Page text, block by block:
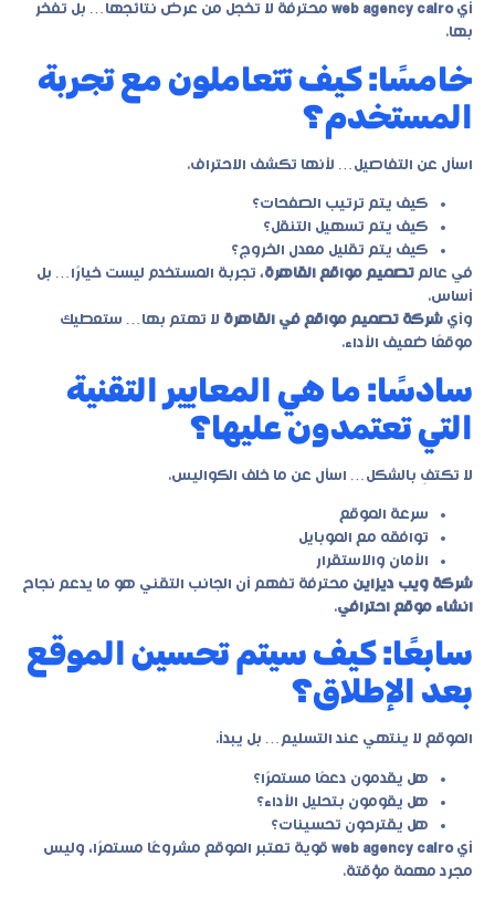
أيweb agency cairo محترفة لا تخجل من عرض نتائجها… بل تفخر
بها.
خامسًا: كيف تتعاملون مع تجربة
المستخدم؟
اسأل عن التفاصيل… لأنها تكشف الاحتراف.
كيف يتم ترتيب الصفحات؟
كيف يتم تسهيل التنقل؟
كيف يتم تقليل معدل الخروج؟
في عالم تصميم مواقع القاهرة، تجربة المستخدم ليست خيارًا… بل
أساس.
وأي شركة تصميم مواقع في القاهرة لا تهتم بها… ستعطيك
موقعًا ضعيف الأداء.
سادسًا: ما هي المعايير التقنية
التي تعتمدون عليها؟
لا تكتفِ بالشكل… اسأل عن ما خلف الكواليس.
سرعة الموقع
توافقه مع الموبايل
الأمان والاستقرار
شركة ويب ديزاين محترفة تفهم أن الجانب التقني هو ما يدعم نجاح
انشاء موقع احترافي.
سابعًا: كيف سيتم تحسين الموقع
بعد الإطلاق؟
الموقع لا ينتهي عند التسليم… بل يبدأ.
هل يقدمون دعمًا مستمرًا؟
هل يقومون بتحليل الأداء؟
هل يقترحون تحسينات؟
أيweb agency cairo قوية تعتبر الموقع مشروعًا مستمرًا، وليس
مجرد مهمة مؤقتة.